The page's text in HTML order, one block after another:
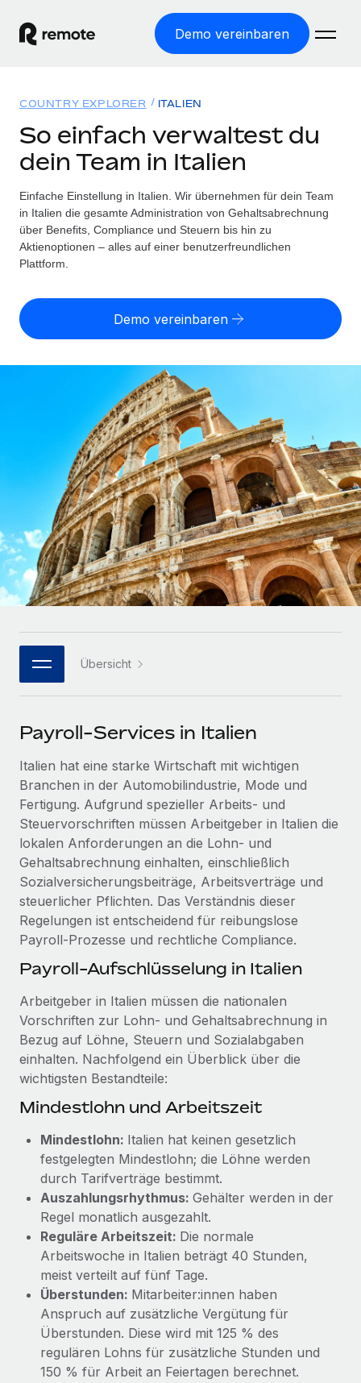
Demo vereinbaren
WELTWEITE BESCHÄFTIGUNG
Globale Payroll
Einfache, rechtssicher Payroll
Employer of Record
Weltweites Wachstum ohne Kosten für Niederlassungen
Contractor of Record
Rechtssichere, weltweite Arbeit mit Freelancer:innen
Globales Onboarding und Verwalten von
Freelancer:innen
Auslagern von komplexen HR-Aufgaben
INFRASTRUKTUR
Remote Embedded
Nahtlose Integration der HR in bestehende Abläufe
Plattform
Integrierte HR-Kernfunktionen für dein Team
MCP
Integrationen
Tools
DIENSTLEISTUNGEN
Frag unsere Expert:innen
Hilfe von Expert:innen für globale HR & Compliance
Background-Checks
Einfacheres Bewerber:innen-Screening
Compliance Watchtower
Lückenlose Compliance
Geräteverwaltung
Globale Bereitstellung und Verfolgung von IT-
Geräten
Gründung von Niederlassungen
Schnelle, rechtssichere Gründung von
Mühelose Relocation von Mitarbeiter:innen
Benefits
Mühelose Verwaltung von Benefits
Lösungen
WELTWEITE ABDECKUNG
Country Explorer
Länderspezifische Unterstützung bei der Einstellung
Einfache Einstellung in allen US-Bundesstaaten
WACHSTUMSPHASE
Startups
Agile HR- und Payroll-Lösungen für wachsende
Unternehmen
Mittelstand
Maßgeschneiderte HR-Lösungen, um Teams zu
vergrößern
Enterprise
Globale HR für Konzerne und Großunternehmen
PARTNER WERDEN
Flexible Einbettung von Global-HR-Funktionen in deine
Entdecke die Möglichkeiten einer Partnerschaft
Remote Build
Demnächst verfügbar
Beratung zu Integrationen und KI-Automatisierung
So hat der KI-Vorreiter Weaviate sein Team mit
Remote um 120 % vergrößert
Weaviate auf einen Blick Weaviate entwickelt KI-basierte
Open-Source-Infrastrukturen. Das...
Mehr erfahren
Strategische Partnerschaft zwischen
Reverse Tech und Remote für Contractor
Management und Payroll
Reverse Tech auf einen Blick Das Gesundheits- und
Wellness-Startup Reverse Tech hat das globale...
Mehr erfahren
Ressourcen
TOOLS UND RECHNER
Scheinselbstständigkeitsrisiko berechnen
Personalkostenrechner
Gesamtbeschäftigungskosten
Honorarzahlungen berechnen
Informationen zu möglichen Währungen und
Abwicklungsfristen für globale Freelancer:innen
LERNEN MIT REMOTE
Forschung und Leitfäden
Fallstudien
HR-Glossar
Bibliothek für Stellenbeschreibungen
Webinare
Events
Newsroom
Informationen zu Gehältern und Qualifikationen
Insights Center
Hol dir Unterstützung
Alle Ressourcen anzeigen
BLOG
Globale Payroll
EOR und PEO
Contractor Management
Steuern
Den Blog erkunden
BLOG
Neues zu Remote-Produkten: Integration mit
Gusto und Zero und Contractor Management
Plus
Auch im neuen Jahr wollen wir bei Remote Unternehmen
aller Größen dabei unterstützen, die beste...
Mehr erfahren
Wie Phiture 55 Mitarbeiter:innen in 19 Ländern
mit Remote verwaltet
Preise
Español
Italiano
Português (Portugal)
한국어
Anmelden
COUNTRY EXPLORER ITALIEN
So einfach verwaltest du
dein Team in Italien
Einfache Einstellung in Italien. Wir übernehmen für dein Team
in Italien die gesamte Administration von Gehaltsabrechnung
über Benefits, Compliance und Steuern bis hin zu
Aktienoptionen – alles auf einer benutzerfreundlichen
Plattform.
Demo vereinbaren
Übersicht
Payroll-Services in Italien
Italien hat eine starke Wirtschaft mit wichtigen
Branchen in der Automobilindustrie, Mode und
Fertigung. Aufgrund spezieller Arbeits- und
Steuervorschriften müssen Arbeitgeber in Italien die
lokalen Anforderungen an die Lohn- und
Gehaltsabrechnung einhalten, einschließlich
Sozialversicherungsbeiträge, Arbeitsverträge und
steuerlicher Pflichten. Das Verständnis dieser
Regelungen ist entscheidend für reibungslose
Payroll-Prozesse und rechtliche Compliance.
Payroll-Aufschlüsselung in Italien
Arbeitgeber in Italien müssen die nationalen
Vorschriften zur Lohn- und Gehaltsabrechnung in
Bezug auf Löhne, Steuern und Sozialabgaben
einhalten. Nachfolgend ein Überblick über die
wichtigsten Bestandteile:
Mindestlohn und Arbeitszeit
Mindestlohn: Italien hat keinen gesetzlich
festgelegten Mindestlohn; die Löhne werden
durch Tarifverträge bestimmt.
Auszahlungsrhythmus: Gehälter werden in der
Regel monatlich ausgezahlt.
Reguläre Arbeitszeit: Die normale
Arbeitswoche in Italien beträgt 40 Stunden,
meist verteilt auf fünf Tage.
Überstunden: Mitarbeiter:innen haben
Anspruch auf zusätzliche Vergütung für
Überstunden. Diese wird mit 125 % des
regulären Lohns für zusätzliche Stunden und
150 % für Arbeit an Feiertagen berechnet.